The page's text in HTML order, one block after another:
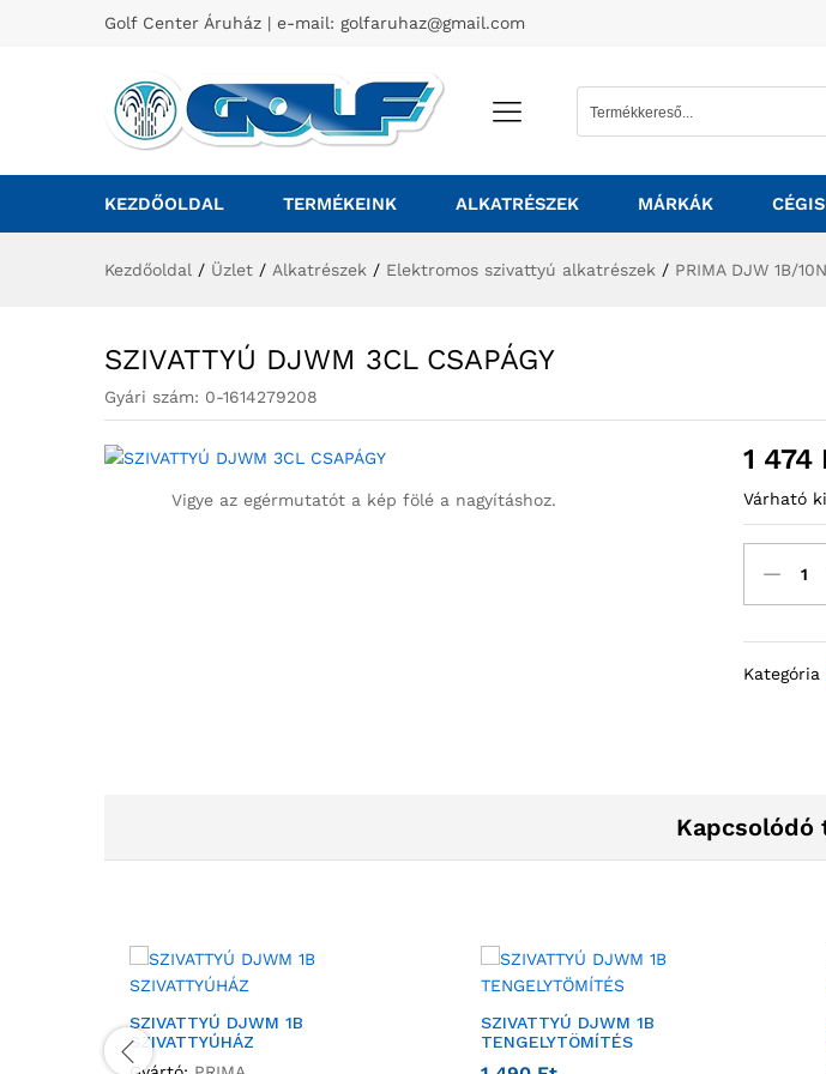
Golf Center Áruház | e-mail: golfaruhaz@gmail.com
KEZDŐOLDAL TERMÉKEINK ALKATRÉSZEK MÁRKÁK
Kezdőoldal / Üzlet / Alkatrészek / Elektromos szivattyú alkatrészek / PRIMA DJW 1B/
SZIVATTYÚ DJWM 3CL CSAPÁGY
Gyári szám: 0-1614279208
Vigye az egérmutatót a kép fölé a nagyításhoz.
1 474
Várható
Kategória
Kapcsolódó
SZIVATTYÚ DJWM 1B
SZIVATTYÚHÁZ
SZIVATTYÚ DJWM 1B
TENGELYTÖMÍTÉS